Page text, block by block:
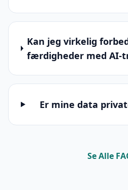
Kan jeg virkelig
færdigheder med AI-
Er mine data
Se Alle